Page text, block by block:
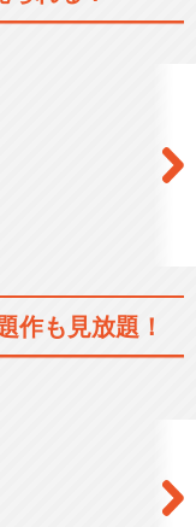
ムネ&40EX ビクビ
ング…
作も見放題！